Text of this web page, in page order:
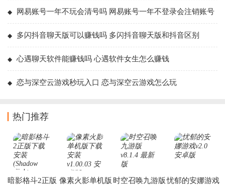
网易账号一年不玩会清号吗 网易账号一年不登录会注销账号
多闪抖音聊天版可以赚钱吗 多闪抖音聊天版和抖音区别
心遇聊天软件能赚钱吗 心遇软件女生怎么赚钱
恋与深空云游戏秒玩入口 恋与深空云游戏怎么玩
热门推荐
暗影格斗2正版 像素火影单机版 时空召唤九游版 忧郁的安娜游戏